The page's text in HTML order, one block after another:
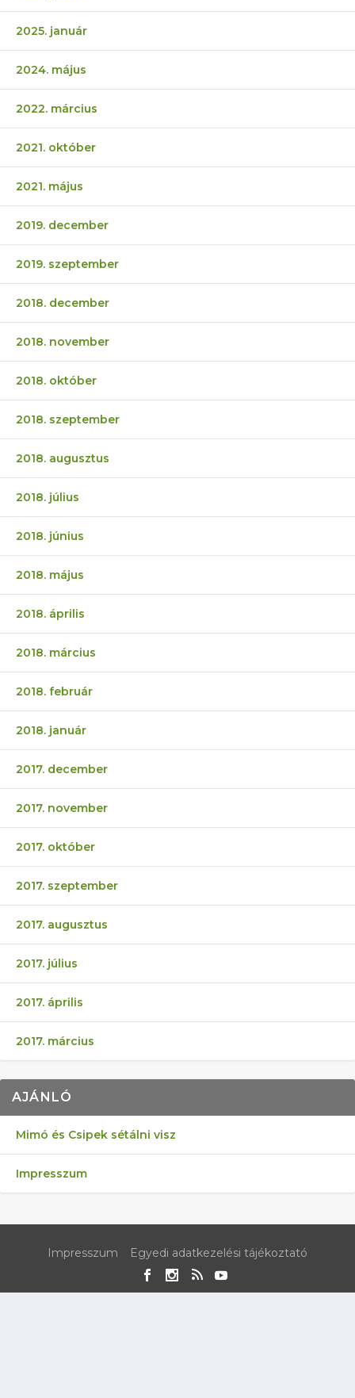
2025. január
2024. május
2022. március
2021. október
2021. május
2019. december
2019. szeptember
2018. december
2018. november
2018. október
2018. szeptember
2018. augusztus
2018. július
2018. június
2018. május
2018. április
2018. március
2018. február
2018. január
2017. december
2017. november
2017. október
2017. szeptember
2017. augusztus
2017. július
2017. április
2017. március
AJÁNLÓ
Mimó és Csipek sétálni visz
Impresszum
Impresszum Egyedi adatkezelési tájékoztató